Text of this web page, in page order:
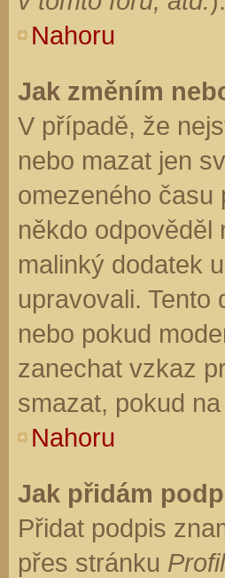
Nahoru
Jak změním
V případě, že
nebo mazat jen
omezeného
někdo
malinký dodatek
upravovali.
nebo pokud
zanechat vzkaz
smazat, pokud
Nahoru
Jak přidám
Přidat podpis
přes stránku Profil